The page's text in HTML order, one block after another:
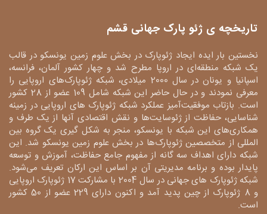
تاریخچه ی ژئو پارک جهانی قشم
نخستین بار ایده ایجاد ژئوپارک در بخش علوم زمین یونسکو در قالب
یک شبکه منطقه‌ای در اروپا مطرح شد و چهار کشور آلمان، فرانسه،
اسپانیا و یونان در سال 2000 میلادی، شبکه ژئوپارک‌های اروپایی را
معرفی نمودند و در حال حاضر این شبکه شامل 109 عضو از 28 کشور
است. بازتاب موفقیت‌آمیز عملکرد شبکه ژئوپارک های اروپایی در زمینه
شناسایی، حفاظت از ژئوسایت‌ها و نقش اقتصادی آنها از یک طرف و
همکاری‌های این شبکه با یونسکو، منجر به شکل گیری یک گروه بین
المللی از متخصصین ژئوپارک‌ها در بخش علوم زمین یونسکو شد. این
شبکه دارای اهداف سه گانه از مفهوم جامع حفاظت، آموزش و توسعه
پایدار بوده و برنامه مدیریتی آن بر اساس این ارکان تعریف می‌شود.
شبکه ژئوپارک های جهانی در سال 2004 با مشارکت 17 ژئوپارک اروپایی
و 8 ژئوپارک از چین پدید آمد و اکنون دارای 229 عضو از 50 کشور
است.